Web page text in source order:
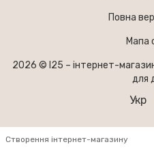
Повна
Мапа
2026 © I25 – інтернет-
для
Укр
Створення інтернет-магазину